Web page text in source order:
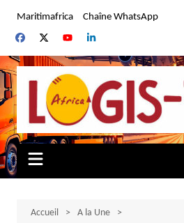
contenu
Maritimafrica Chaîne WhatsApp
Accueil
A la Une